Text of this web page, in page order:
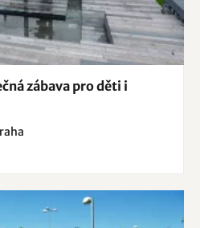
zábava pro děti i